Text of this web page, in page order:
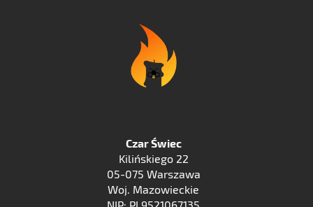
Czar Świec
Kilińskiego 22
05-075 Warszawa
Woj. Mazowieckie